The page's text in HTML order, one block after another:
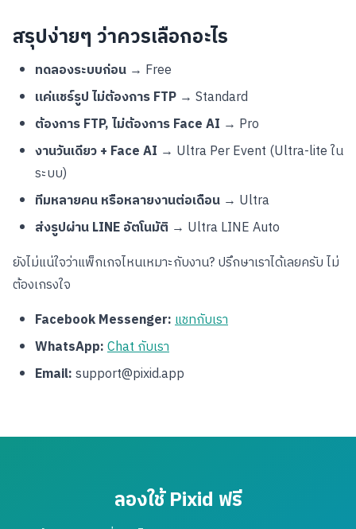
สรุปง่ายๆ ว่าควรเลือกอะไร
ทดลองระบบก่อน → Free
แค่แชร์รูป ไม่ต้องการ FTP → Standard
ต้องการ FTP, ไม่ต้องการ Face AI → Pro
งานวันเดียว + Face AI → Ultra Per Event (Ultra-lite ใน
ระบบ)
ทีมหลายคน หรือหลายงานต่อเดือน → Ultra
ส่งรูปผ่าน LINE อัตโนมัติ → Ultra LINE Auto
ยังไม่แน่ใจว่าแพ็กเกจไหนเหมาะกับงาน? ปรึกษาเราได้เลยครับ ไม่
ต้องเกรงใจ
Facebook Messenger:แชทกับเรา
WhatsApp:Chat กับเรา
Email:support@pixid.app
ลองใช้ Pixid ฟรี